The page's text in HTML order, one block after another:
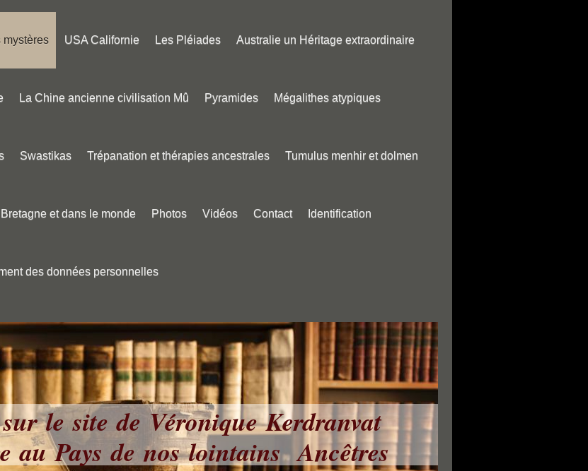
mystères USA Californie Les Pléiades Australie un Héritage extraordinaire
La Chine ancienne civilisation Mû Pyramides Mégalithes atypiques
Swastikas Trépanation et thérapies ancestrales Tumulus menhir et dolmen
et dans le monde Photos Vidéos Contact Identification
des données personnelles
le site de Véronique Kerdranvat
au Pays de nos lointains Ancêtres